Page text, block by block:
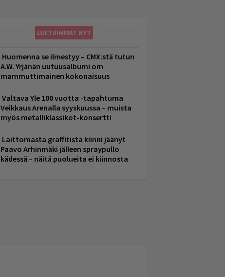
LUETUIMMAT NYT
Huomenna se ilmestyy – CMX:stä tutun
A.W. Yrjänän uutuusalbumi om
mammuttimainen kokonaisuus
Valtava Yle 100 vuotta -tapahtuma
Veikkaus Arenalla syyskuussa – muista
myös metalliklassikot-konsertti
Laittomasta graffitista kiinni jäänyt
Paavo Arhinmäki jälleen spraypullo
kädessä – näitä puolueita ei kiinnosta